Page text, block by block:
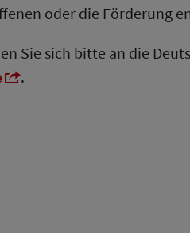
oder die Förderung
Sie sich bitte an die
.